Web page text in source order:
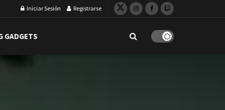
Iniciar Sesión Registrarse
GADGETS